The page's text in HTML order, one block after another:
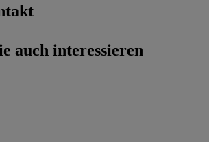
auch interessieren